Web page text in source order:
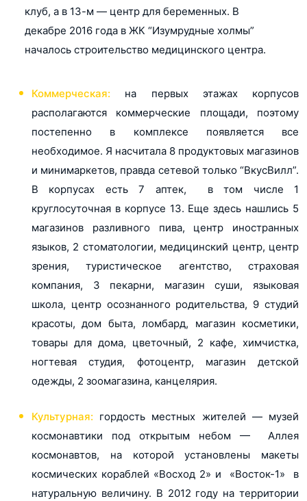
клуб, а в 13-м — центр для беременных. В
декабре 2016 года в ЖК “Изумрудные холмы”
началось строительство медицинского центра.
Коммерческая: на первых этажах корпусов
располагаются коммерческие площади, поэтому
постепенно в комплексе появляется все
необходимое. Я насчитала 8 продуктовых магазинов
и минимаркетов, правда сетевой только “ВкусВилл”.
В корпусах есть 7 аптек, в том числе 1
круглосуточная в корпусе 13. Еще здесь нашлись 5
магазинов разливного пива, центр иностранных
языков, 2 стоматологии, медицинский центр, центр
зрения, туристическое агентство, страховая
компания, 3 пекарни, магазин суши, языковая
школа, центр осознанного родительства, 9 студий
красоты, дом быта, ломбард, магазин косметики,
товары для дома, цветочный, 2 кафе, химчистка,
ногтевая студия, фотоцентр, магазин детской
одежды, 2 зоомагазина, канцелярия.
Культурная: гордость местных жителей — музей
космонавтики под открытым небом — Аллея
космонавтов, на которой установлены макеты
космических кораблей «Восход 2» и «Восток-1» в
натуральную величину. В 2012 году на территории